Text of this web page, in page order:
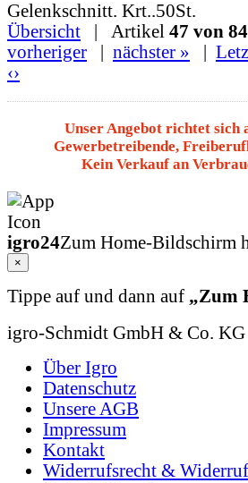
Gelenkschnitt. Krt..50St.
Übersicht | Artikel 47 von 84
vorheriger
nächster »
‹›
Unser Angebot richtet sich
Gewerbetreibende,
Kein Verkauf an
igro24Zum Home-Bildschirm
×
Tippe auf und dann auf „Zum
igro-Schmidt GmbH & Co. KG
Über Igro
Datenschutz
Unsere AGB
Impressum
Kontakt
Widerrufsrecht &